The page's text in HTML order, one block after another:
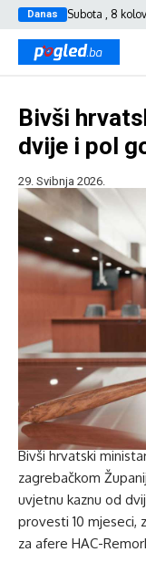
Danas Subota , 8
Bivši
dvije i pol
29. Svibnja 2026.
Bivši hrvatski
zagrebačkom
uvjetnu kaznu od
provesti 10 mjeseci,
za afere HAC-